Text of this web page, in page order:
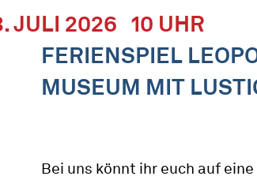
JULI 2026 10 UHR
FERIENSPIEL
MUSEUM MIT
Bei uns könnt ihr euch auf